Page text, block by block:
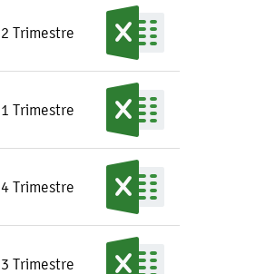
2 Trimestre
1 Trimestre
4 Trimestre
3 Trimestre